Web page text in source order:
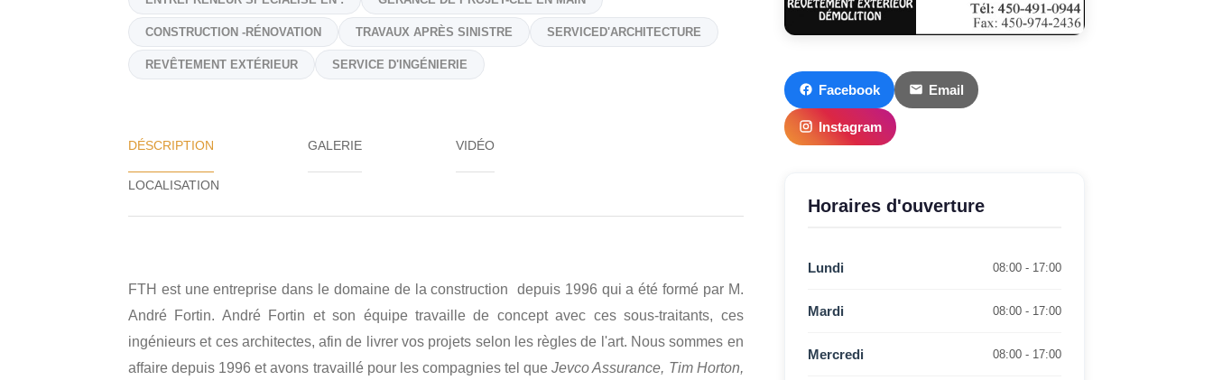
CONSTRUCTION -RÉNOVATION TRAVAUX APRÈS SINISTRE SERVICED'ARCHITECTURE
REVÊTEMENT EXTÉRIEUR SERVICE D'INGÉNIERIE
DÉSCRIPTION GALERIE VIDÉO
FTH est une entreprise dans le domaine de la construction depuis 1996 qui a été formé par M.
André Fortin. André Fortin et son équipe travaille de concept avec ces sous-traitants, ces
ingénieurs et ces architectes, afin de livrer vos projets selon les règles de l'art. Nous sommes en
affaire depuis 1996 et avons travaillé pour les compagnies tel queJevco Assurance, Tim Horton,
Facebook Email
Instagram
Horaires d'ouverture
Lundi 08:00 - 17:00
Mardi 08:00 - 17:00
Mercredi 08:00 - 17:00